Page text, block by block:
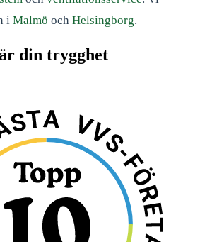
i Malmö och Helsingborg.
din trygghet